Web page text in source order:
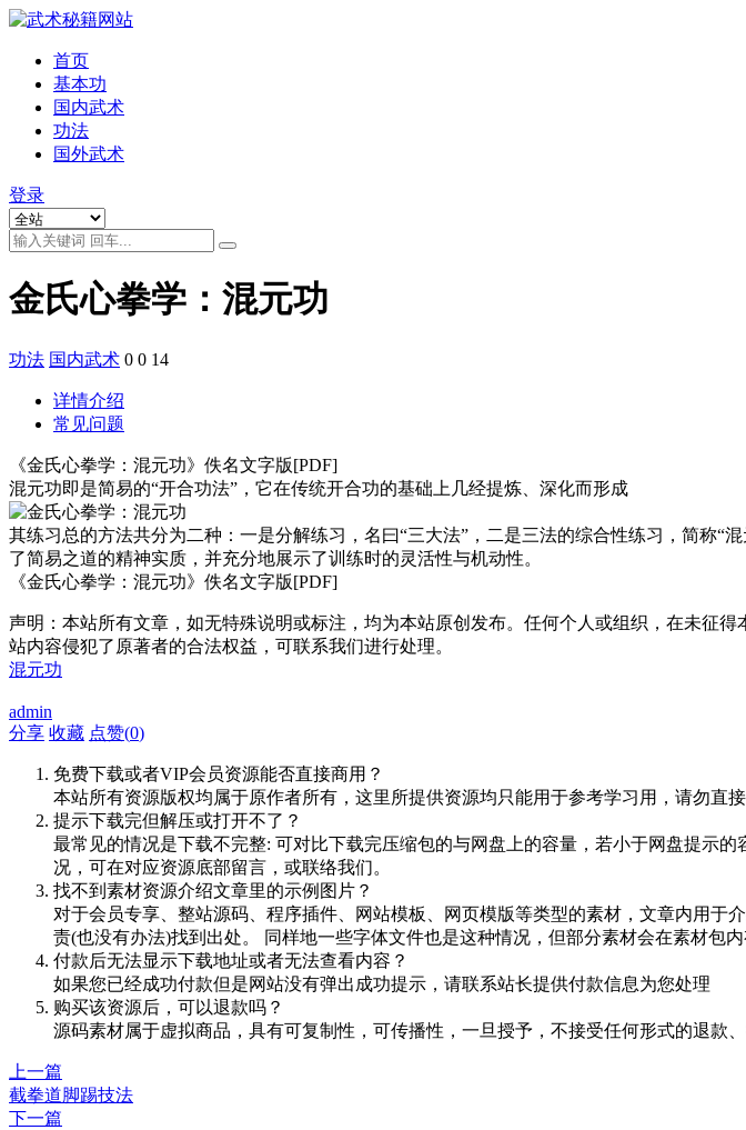
首页
基本功
国内武术
功法
国外武术
登录
金氏心拳学：混元功
功法 国内武术 0 0 14
详情介绍
常见问题
《金氏心拳学：混元功》佚名文字版[PDF]
混元功即是简易的“开合功法”，它在传统开合功的基础上几经提炼、深化而形成
其练习总的方法共分为二种：一是分解练习，名曰“三大法”，二是三法的综合性练习，简称
了简易之道的精神实质，并充分地展示了训练时的灵活性与机动性。
《金氏心拳学：混元功》佚名文字版[PDF]
声明：本站所有文章，如无特殊说明或标注，均为本站原创发布。任何个人或组织，在未征
站内容侵犯了原著者的合法权益，可联系我们进行处理。
混元功
admin
分享 收藏 点赞(0)
免费下载或者VIP会员资源能否直接商用？
本站所有资源版权均属于原作者所有，这里所提供资源均只能用于参考学习用，请勿直
提示下载完但解压或打开不了？
最常见的情况是下载不完整: 可对比下载完压缩包的与网盘上的容量，若小于网盘提示
况，可在对应资源底部留言，或联络我们。
找不到素材资源介绍文章里的示例图片？
对于会员专享、整站源码、程序插件、网站模板、网页模版等类型的素材，文章内用
责(也没有办法)找到出处。 同样地一些字体文件也是这种情况，但部分素材会在素材包内
付款后无法显示下载地址或者无法查看内容？
如果您已经成功付款但是网站没有弹出成功提示，请联系站长提供付款信息为您处理
购买该资源后，可以退款吗？
源码素材属于虚拟商品，具有可复制性，可传播性，一旦授予，不接受任何形式的退款
上一篇
截拳道脚踢技法
下一篇